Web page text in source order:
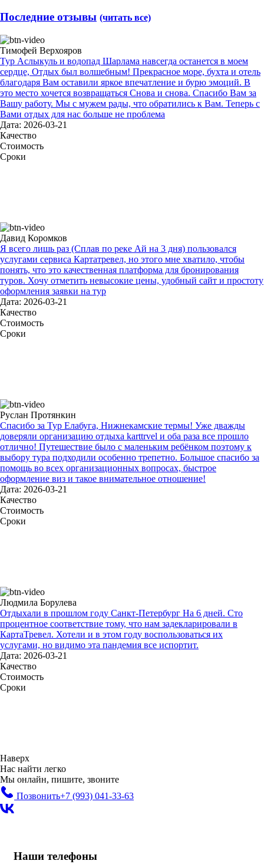
Последние отзывы (читать все)
Тимофей Верхояров
Тур Аслыкуль и водопад Шарлама навсегда останется в моем
сердце, Отдых был волшебным! Прекрасное море, бухта и отель
благодаря Вам оставили яркое впечатление и бурю эмоций. В
это место хочется возвращаться Снова и снова. Спасибо Вам за
Вашу работу. Мы с мужем рады, что обратились к Вам. Теперь с
Вами отдых для нас больше не проблема
Дата: 2026-03-21
Качество
Стоимость
Сроки
Давид Коромков
Я всего лишь раз (Сплав по реке Ай на 3 дня) пользовался
услугами сервиса Картатревел, но этого мне хватило, чтобы
понять, что это качественная платформа для бронирования
туров. Хочу отметить невысокие цены, удобный сайт и простоту
оформления заявки на тур
Дата: 2026-03-21
Качество
Стоимость
Сроки
Руслан Протянкин
Спасибо за Тур Елабуга, Нижнекамские термы! Уже дважды
доверяли организацию отдыха karttrvel и оба раза все прошло
отлично! Путешествие было с маленьким ребёнком поэтому к
выбору тура подходили особенно трепетно. Большое спасибо за
помощь во всех организационных вопросах, быстрое
оформление виз и такое внимательное отношение!
Дата: 2026-03-21
Качество
Стоимость
Сроки
Людмила Борулева
Отдыхали в прошлом году Санкт-Петербург На 6 дней. Сто
процентное соответствие тому, что нам задекларировали в
КартаТревел. Хотели и в этом году воспользоваться их
услугами, но видимо эта пандемия все испортит.
Дата: 2026-03-21
Качество
Стоимость
Сроки
Наверх
Нас найти легко
Мы онлайн, пишите, звоните
Позвонить+7 (993) 041-33-63
Наши телефоны